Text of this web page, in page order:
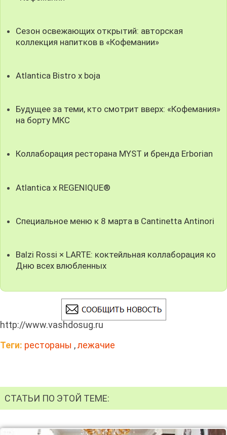
Сезон освежающих открытий: авторская
коллекция напитков в «Кофемании»
Atlantica Bistro x boja
Будущее за теми, кто смотрит вверх: «Кофемания»
на борту МКС
Коллаборация ресторана MYST и бренда Erborian
Atlantica x REGENIQUE®
Специальное меню к 8 марта в Cantinetta Antinori
Balzi Rossi × LARTE: коктейльная коллаборация ко
Дню всех влюбленных
http://www.vashdosug.ru
Теги: рестораны ,лежачие
СТАТЬИ ПО ЭТОЙ ТЕМЕ: